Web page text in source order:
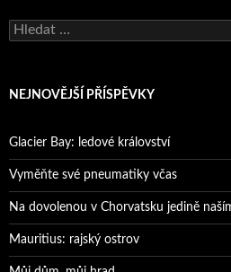
Vyhledávání
NEJNOVĚJŠÍ PŘÍSPĚVKY
Glacier Bay: ledové království
Vyměňte své pneumatiky včas
Na dovolenou v Chorvatsku jedině
Mauritius: rajský ostrov